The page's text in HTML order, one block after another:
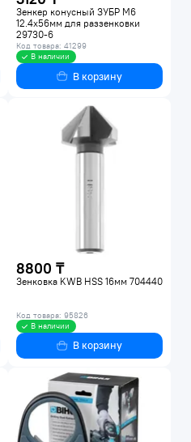
Зенкер конусный ЗУБР M6
12.4х56мм для раззенковки
29730-6
Код товара: 41299
В наличии
В корзину
8800 ₸
Зенковка KWB HSS 16мм 704440
Код товара: 95826
В наличии
В корзину